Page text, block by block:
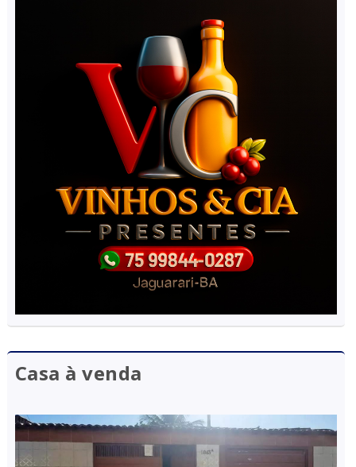
Casa à venda